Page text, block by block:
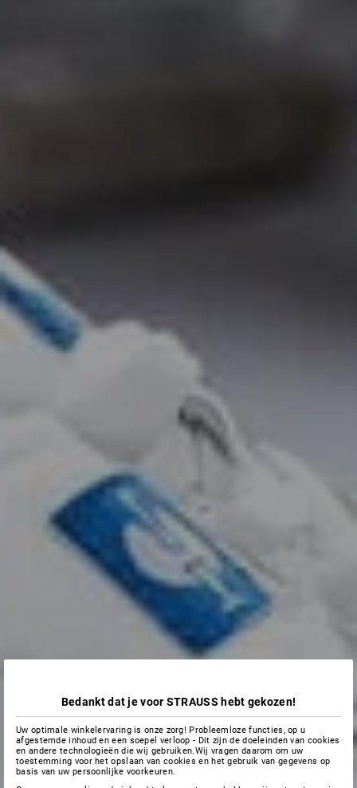
Bedankt dat je voor STRAUSS hebt gekozen!
Uw optimale winkelervaring is onze zorg! Probleemloze functies, op u
afgestemde inhoud en een soepel verloop - Dit zijn de doeleinden van cookies
en andere technologieën die wij gebruiken.Wij vragen daarom om uw
toestemming voor het opslaan van cookies en het gebruik van gegevens op
basis van uw persoonlijke voorkeuren.